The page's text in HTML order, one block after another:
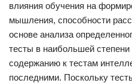
влияния обучения на
мышления, способности
основе анализа
тесты в наибольшей
содержанию к тестам
последними. Поскольку